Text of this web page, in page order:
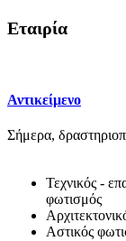
Εταιρία
Αντικείμενο
Σήμερα,
Τεχνικός -
φωτισμός
Αστικός